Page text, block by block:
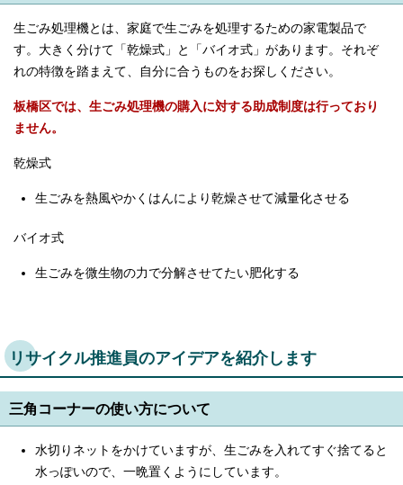
生ごみ処理機とは、家庭で生ごみを処理するための家電製品で
す。大きく分けて「乾燥式」と「バイオ式」があります。それぞ
れの特徴を踏まえて、自分に合うものをお探しください。
板橋区では、生ごみ処理機の購入に対する助成制度は行っており
ません。
乾燥式
生ごみを熱風やかくはんにより乾燥させて減量化させる
バイオ式
生ごみを微生物の力で分解させてたい肥化する
リサイクル推進員のアイデアを紹介します
三角コーナーの使い方について
水切りネットをかけていますが、生ごみを入れてすぐ捨てると
水っぽいので、一晩置くようにしています。